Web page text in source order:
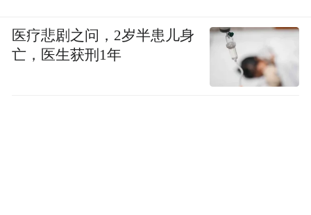
医疗悲剧之问，2岁半患儿身
亡，医生获刑1年